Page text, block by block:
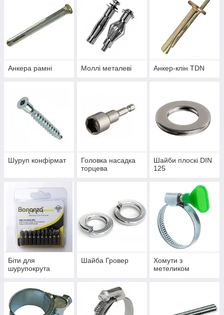
Анкера рамні Моллі металеві Анкер-клін TDN
Шуруп конфірмат
Головка насадка
торцева
Шайби плоскі DIN
125
Біти для
шурупокрута
Шайба Гровер
Хомути з
метеликом